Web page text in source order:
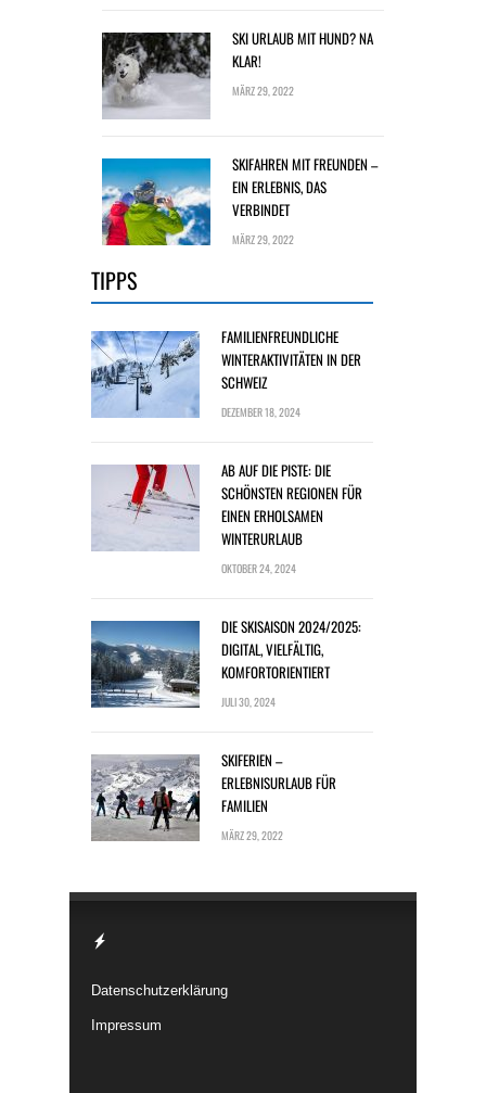
SKI URLAUB MIT HUND? NA
KLAR!
MÄRZ 29, 2022
SKIFAHREN MIT FREUNDEN –
EIN ERLEBNIS, DAS
VERBINDET
MÄRZ 29, 2022
TIPPS
FAMILIENFREUNDLICHE
WINTERAKTIVITÄTEN IN DER
SCHWEIZ
DEZEMBER 18, 2024
AB AUF DIE PISTE: DIE
SCHÖNSTEN REGIONEN FÜR
EINEN ERHOLSAMEN
WINTERURLAUB
OKTOBER 24, 2024
DIE SKISAISON 2024/2025:
DIGITAL, VIELFÄLTIG,
KOMFORTORIENTIERT
JULI 30, 2024
SKIFERIEN –
ERLEBNISURLAUB FÜR
FAMILIEN
MÄRZ 29, 2022
Datenschutzerklärung
Impressum